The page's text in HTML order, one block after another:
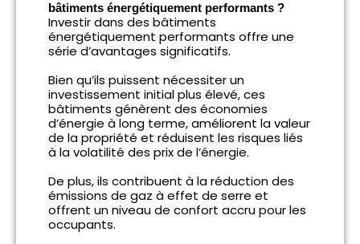
bâtiments énergétiquement performants ?
Investir dans des bâtiments
énergétiquement performants offre une
série d’avantages significatifs.
Bien qu’ils puissent nécessiter un
investissement initial plus élevé, ces
bâtiments génèrent des économies
d’énergie à long terme, améliorent la valeur
de la propriété et réduisent les risques liés
à la volatilité des prix de l’énergie.
De plus, ils contribuent à la réduction des
émissions de gaz à effet de serre et
offrent un niveau de confort accru pour les
occupants.